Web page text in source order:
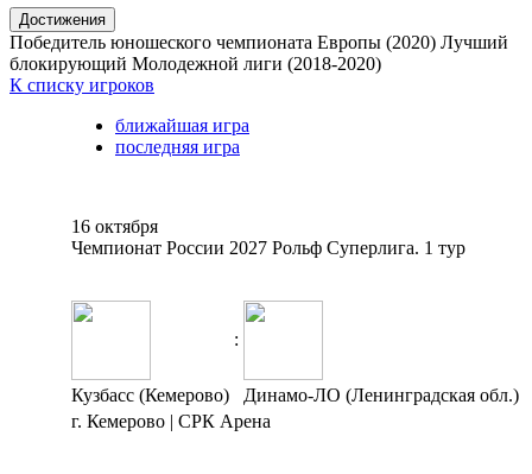
Достижения
Победитель юношеского чемпионата Европы (2020) Лучший
блокирующий Молодежной лиги (2018-2020)
К списку игроков
ближайшая игра
последняя игра
16 октября
Чемпионат России 2027 Рольф Суперлига. 1 тур
:
Кузбасс (Кемерово)
Динамо-ЛО (Ленинградская обл.)
г. Кемерово | СРК Арена